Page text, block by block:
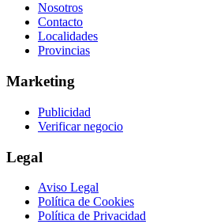
Nosotros
Contacto
Localidades
Provincias
Marketing
Publicidad
Verificar negocio
Legal
Aviso Legal
Política de Cookies
Política de Privacidad